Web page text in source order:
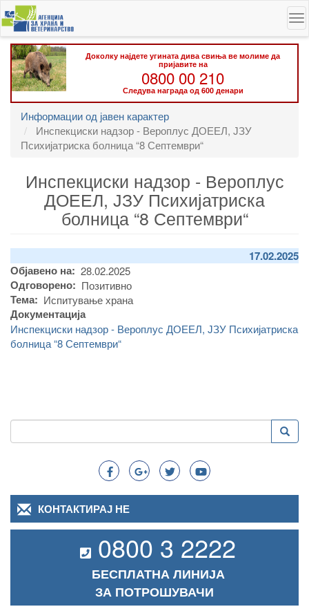
Skip
to
main
content
Доколку најдете угината дива свиња ве молиме да
пријавите на
0800 00 210
Следува награда од 600 денари
Информации од јавен карактер
Инспекциски надзор - Вероплус ДОЕЕЛ, ЈЗУ
Психијатриска болница “8 Септември“
Инспекциски надзор - Вероплус
ДОЕЕЛ, ЈЗУ Психијатриска
болница “8 Септември“
17.02.2025
Објавено на
28.02.2025
Одговорено Позитивно
Тема Испитување храна
Документација
Инспекциски надзор - Вероплус ДОЕЕЛ, ЈЗУ Психијатриска
болница “8 Септември“
Search
Пребарување
КОНТАКТИРАЈ НЕ
0800 3 2222
БЕСПЛАТНА ЛИНИЈА
ЗА ПОТРОШУВАЧИ